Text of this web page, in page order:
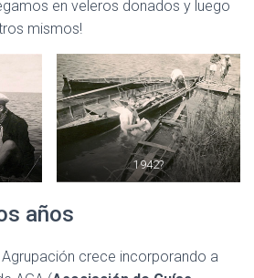
en veleros donados y luego
mismos!
1942?
años
crece incorporando a